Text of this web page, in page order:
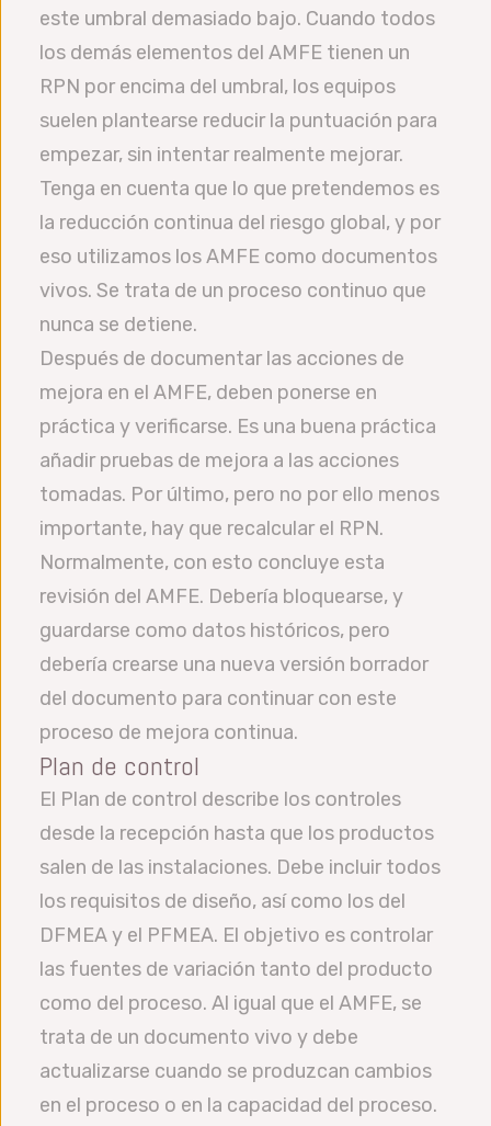
este umbral demasiado bajo. Cuando todos
los demás elementos del AMFE tienen un
RPN por encima del umbral, los equipos
suelen plantearse reducir la puntuación para
empezar, sin intentar realmente mejorar.
Tenga en cuenta que lo que pretendemos es
la reducción continua del riesgo global, y por
eso utilizamos los AMFE como documentos
vivos. Se trata de un proceso continuo que
nunca se detiene.
Después de documentar las acciones de
mejora en el AMFE, deben ponerse en
práctica y verificarse. Es una buena práctica
añadir pruebas de mejora a las acciones
tomadas. Por último, pero no por ello menos
importante, hay que recalcular el RPN.
Normalmente, con esto concluye esta
revisión del AMFE. Debería bloquearse, y
guardarse como datos históricos, pero
debería crearse una nueva versión borrador
del documento para continuar con este
proceso de mejora continua.
Plan de control
El Plan de control describe los controles
desde la recepción hasta que los productos
salen de las instalaciones. Debe incluir todos
los requisitos de diseño, así como los del
DFMEA y el PFMEA. El objetivo es controlar
las fuentes de variación tanto del producto
como del proceso. Al igual que el AMFE, se
trata de un documento vivo y debe
actualizarse cuando se produzcan cambios
en el proceso o en la capacidad del proceso.